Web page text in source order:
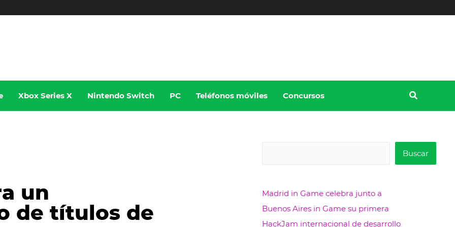
Xbox Series X Nintendo Switch PC Teléfonos móviles Concursos
un
de títulos de
c
a
r
Buscar
Madrid in Game celebra junto a
Buenos Aires in Game su primera
HackJam internacional de desarrollo